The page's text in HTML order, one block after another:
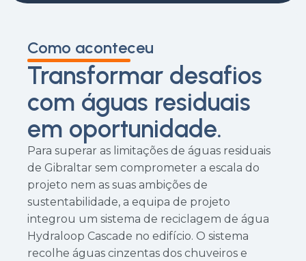
Como aconteceu
Transformar desafios
com águas residuais
em oportunidade.
Para superar as limitações de águas residuais
de Gibraltar sem comprometer a escala do
projeto nem as suas ambições de
sustentabilidade, a equipa de projeto
integrou um sistema de reciclagem de água
Hydraloop Cascade no edifício. O sistema
recolhe águas cinzentas dos chuveiros e